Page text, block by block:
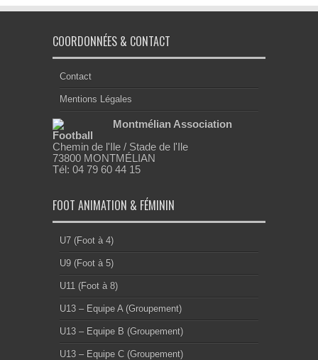
COORDONNÉES & CONTACT
Contact
Mentions Légales
Montmélian Association
Football
Chemin de l'Ile / Stade de l'Ile
73800 MONTMÉLIAN
Tél: 04 79 60 44 15
FOOT ANIMATION & FÉMININ
U7 (Foot à 4)
U9 (Foot à 5)
U11 (Foot à 8)
U13 – Equipe A (Groupement)
U13 – Equipe B (Groupement)
U13 – Equipe C (Groupement)